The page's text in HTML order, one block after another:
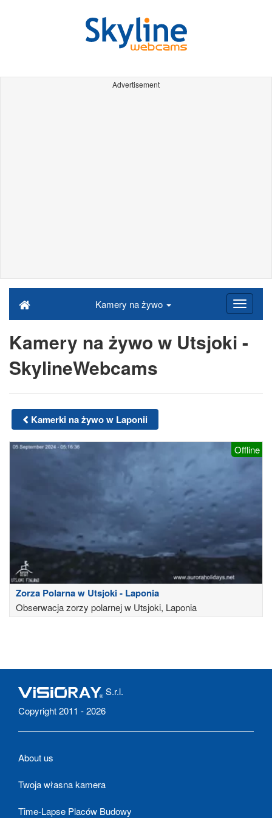
Advertisement
Kamery na żywo
Kamery na żywo w Utsjoki -
SkylineWebcams
Kamerki na żywo w Laponii
Offline
Zorza Polarna w Utsjoki - Laponia
Obserwacja zorzy polarnej w Utsjoki, Laponia
S.r.l.
Copyright 2011 - 2026
About us
Twoja własna kamera
Time-Lapse Placów Budowy